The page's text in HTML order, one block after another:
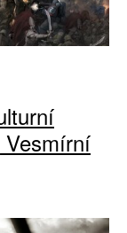
Vesmírní